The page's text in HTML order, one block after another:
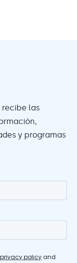
las
y programas